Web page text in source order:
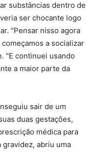
substâncias dentro de
ser chocante logo
"Pensar nisso agora
a socializar
"E continuei usando
a maior parte da
sair de um
duas gestações,
médica para
gravidez, abriu uma